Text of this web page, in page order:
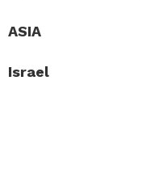
ASIA
Israel